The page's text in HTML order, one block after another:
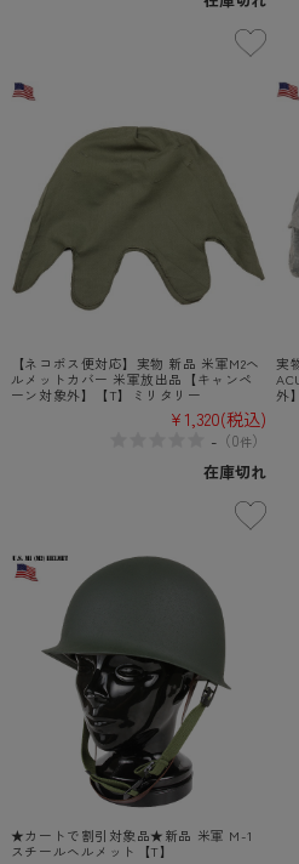
【ネコポス便対応】実物 新品 米軍M2ヘ
ルメットカバー 米軍放出品【キャンペ
ーン対象外】【T】ミリタリー
¥1,320(税込)
-（0件）
在庫切れ
実
外
★カートで割引対象品★新品 米軍 M-1
スチールヘルメット【T】